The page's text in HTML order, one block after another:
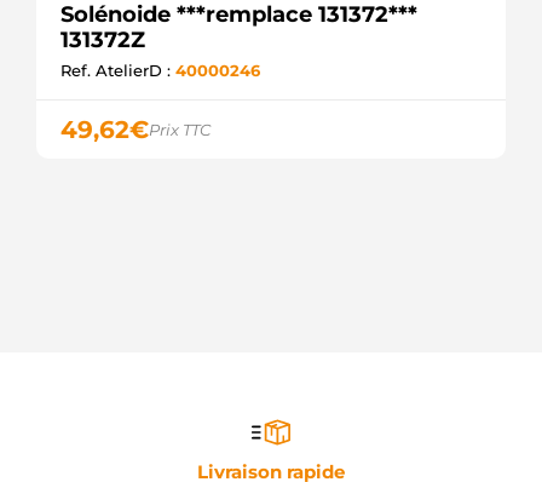
Solénoide ***remplace 131372***
131372Z
Ref. AtelierD : 40000246
49,62€Prix TTC
Livraison rapide